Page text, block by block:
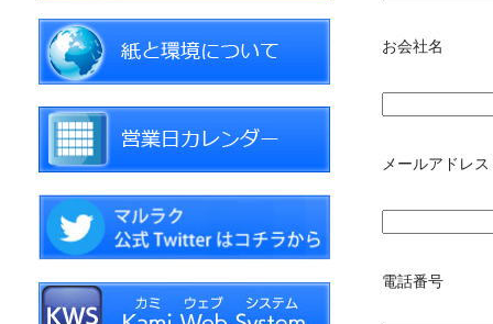
お会社名
メールアドレ
電話番号